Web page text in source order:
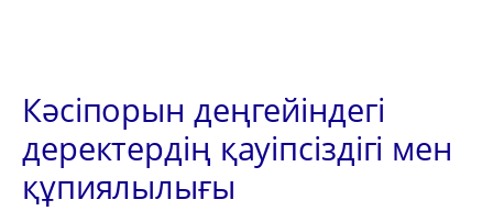
Кәсіпорын деңгейіндегі
деректердің қауіпсіздігі мен
құпиялылығы